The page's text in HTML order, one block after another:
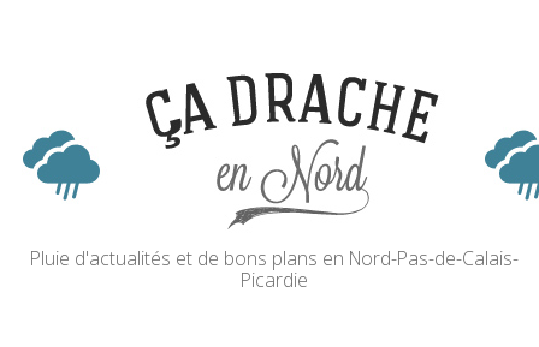
Pluie d'actualités et de bons plans en Nord-Pas-de-Calais-
Picardie